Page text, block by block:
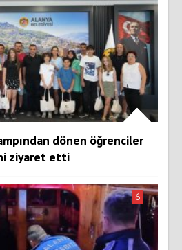
dönen öğrenciler
ziyaret etti
6